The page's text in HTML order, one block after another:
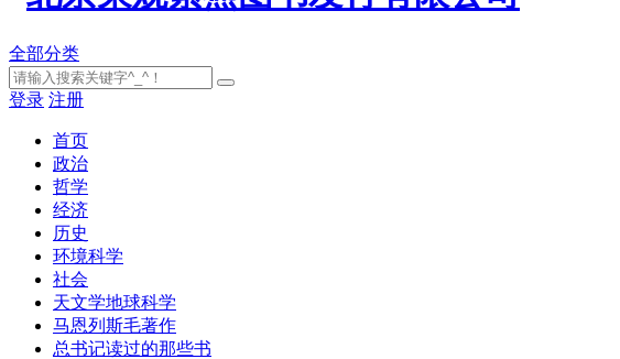
全部分类
登录 注册
首页
政治
哲学
经济
历史
环境科学
社会
天文学地球科学
马恩列斯毛著作
总书记读过的那些书